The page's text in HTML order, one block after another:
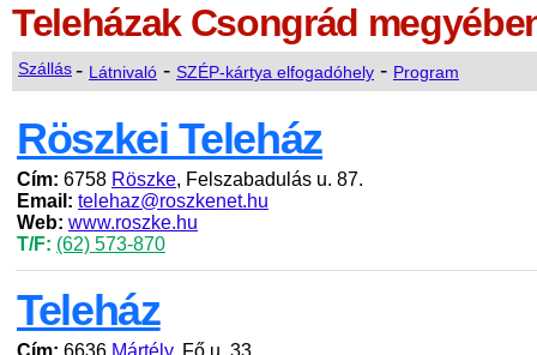
Teleházak Csongrád
Szállás- Látnivaló - SZÉP-kártya elfogadóhely - Program
Röszkei Teleház
Cím: 6758 Röszke, Felszabadulás u. 87.
Email: telehaz@roszkenet.hu
Web: www.roszke.hu
T/F: (62) 573-870
Teleház
Cím: 6636 Mártély, Fő u. 33.